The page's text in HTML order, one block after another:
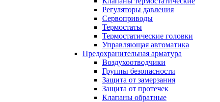
Регуляторы давления
Сервоприводы
Термостаты
Термостатические головки
Управляющая автоматика
Предохранительная арматура
Воздухоотводчики
Группы безопасности
Защита от замерзания
Защита от протечек
Клапаны обратные